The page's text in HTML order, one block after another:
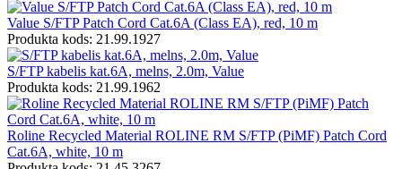
Value S/FTP Patch Cord Cat.6A (Class EA), red, 10 m
Produkta kods: 21.99.1927
S/FTP kabelis kat.6A, melns, 2.0m, Value
Produkta kods: 21.99.1962
Roline Recycled Material ROLINE RM S/FTP (PiMF) Patch Cord
Cat.6A, white, 10 m